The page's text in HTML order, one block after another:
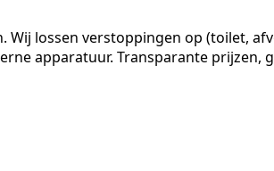
lossen verstoppingen op (toilet,
apparatuur. Transparante prijzen,